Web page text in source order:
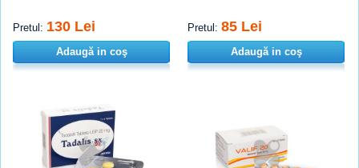
Pretul: 130 Lei
Adaugă in coş
Pretul: 85 Lei
Adaugă in coş